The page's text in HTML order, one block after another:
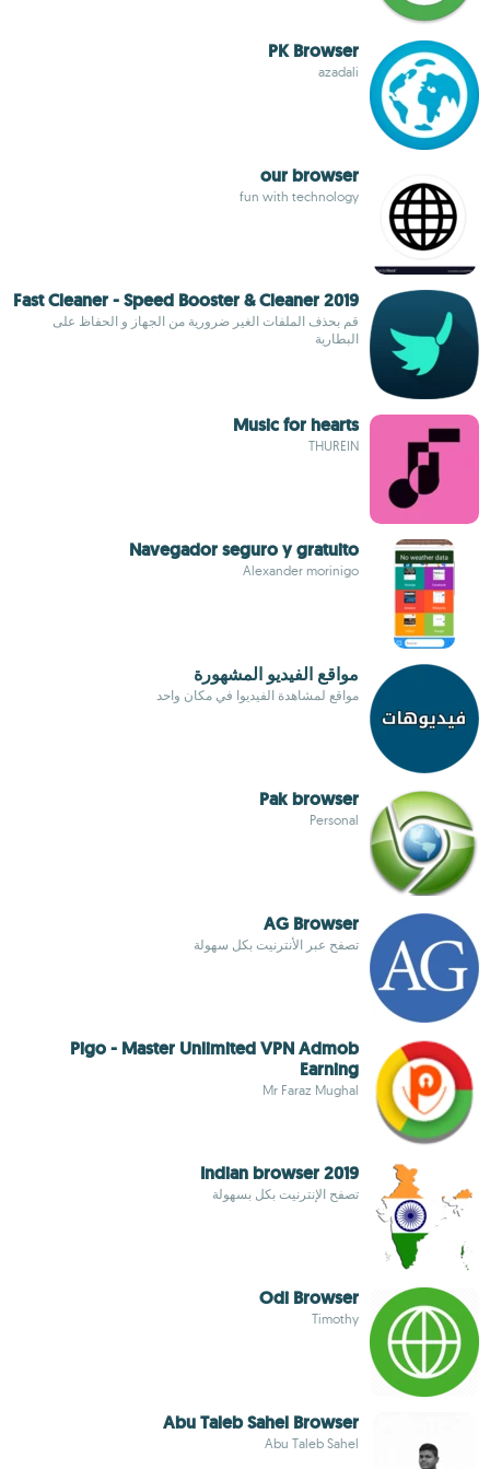
PK Browser
azadali
our browser
fun with technology
Fast Cleaner - Speed Booster & Cleaner 2019
قم بحذف الملفات الغير ضرورية من الجهاز و الحفاظ على
البطارية
Music for hearts
THUREIN
Navegador seguro y gratuito
Alexander morinigo
مواقع الفيديو المشهورة
مواقع لمشاهدة الفيديوا في مكان واحد
Pak browser
Personal
AG Browser
تصفح عبر الأنترنيت بكل سهولة
Pigo - Master Unlimited VPN Admob
Earning
Mr Faraz Mughal
Indian browser 2019
تصفح الإنترنيت بكل بسهولة
Odi Browser
Timothy
Abu Taleb Sahel Browser
Abu Taleb Sahel